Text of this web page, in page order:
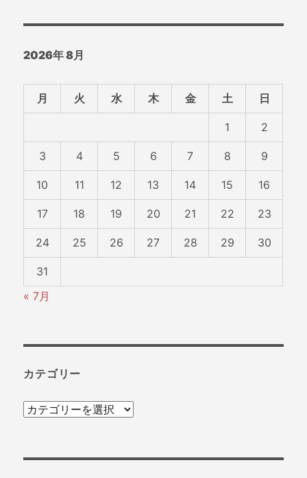
ン
2026年 8月
月 火 水 木 金 土 日
1 2
3 4 5 6 7 8 9
10 11 12 13 14 15 16
17 18 19 20 21 22 23
24 25 26 27 28 29 30
31
« 7月
カテゴリー
カ